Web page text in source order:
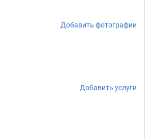
Добавить фотографии
Добавить услуги